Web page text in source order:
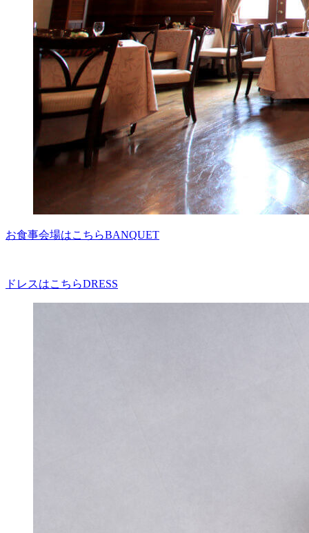
お食事会場はこちらBANQUET
ドレスはこちらDRESS